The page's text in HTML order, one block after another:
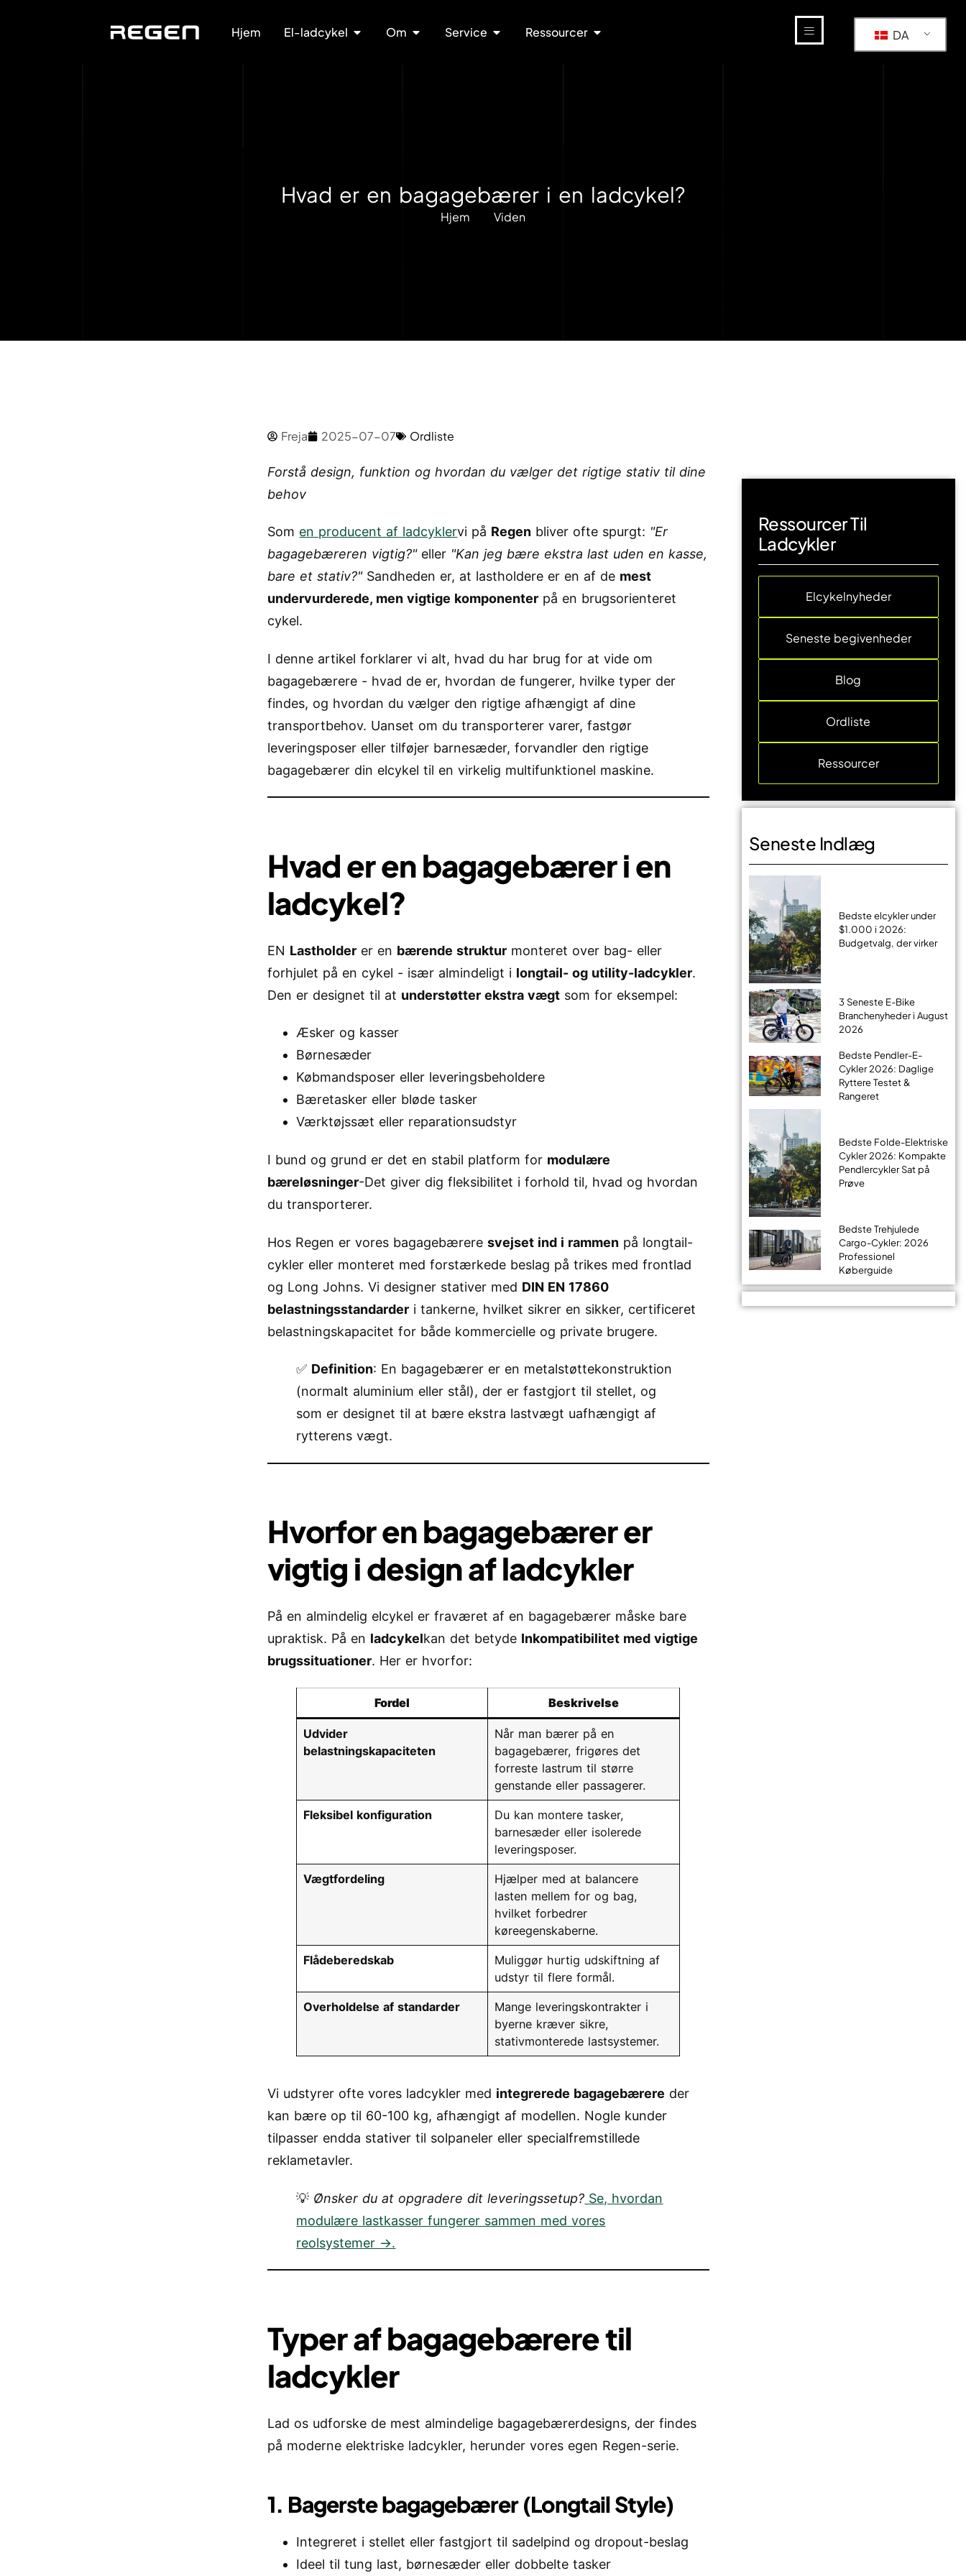
Hjem El-ladcykel Om Service Ressourcer DA
Hvad er en bagagebærer i en ladcykel?
Hjem Viden
Freja 2025-07-07 Ordliste
Forstå design, funktion og hvordan du vælger det rigtige stativ til dine
behov
Som en producent af ladcyklervi på Regen bliver ofte spurgt: "Er
bagagebæreren vigtig?"eller "Kan jeg bære ekstra last uden en kasse,
bare et stativ?"Sandheden er, at lastholdere er en af de mest
undervurderede, men vigtige komponenter på en brugsorienteret
cykel.
I denne artikel forklarer vi alt, hvad du har brug for at vide om
bagagebærere - hvad de er, hvordan de fungerer, hvilke typer der
findes, og hvordan du vælger den rigtige afhængigt af dine
transportbehov. Uanset om du transporterer varer, fastgør
leveringsposer eller tilføjer barnesæder, forvandler den rigtige
bagagebærer din elcykel til en virkelig multifunktionel maskine.
Hvad er en bagagebærer i en
ladcykel?
EN Lastholder er en bærende struktur monteret over bag- eller
forhjulet på en cykel - især almindeligt i longtail- og utility-ladcykler.
Den er designet til at understøtter ekstra vægt som for eksempel:
Æsker og kasser
Børnesæder
Købmandsposer eller leveringsbeholdere
Bæretasker eller bløde tasker
Værktøjssæt eller reparationsudstyr
I bund og grund er det en stabil platform for modulære
bæreløsninger-Det giver dig fleksibilitet i forhold til, hvad og hvordan
du transporterer.
Hos Regen er vores bagagebæreresvejset ind i rammen på longtail-
cykler eller monteret med forstærkede beslag på trikes med frontlad
og Long Johns. Vi designer stativer med DIN EN 17860
belastningsstandarder i tankerne, hvilket sikrer en sikker, certificeret
belastningskapacitet for både kommercielle og private brugere.
✅ Definition: En bagagebærer er en metalstøttekonstruktion
(normalt aluminium eller stål), der er fastgjort til stellet, og
som er designet til at bære ekstra lastvægt uafhængigt af
rytterens vægt.
Hvorfor en bagagebærer er
vigtig i design af ladcykler
På en almindelig elcykel er fraværet af en bagagebærer måske bare
upraktisk. På en ladcykelkan det betyde Inkompatibilitet med vigtige
brugssituationer. Her er hvorfor:
Fordel Beskrivelse
Udvider
belastningskapaciteten
Når man bærer på en
bagagebærer, frigøres det
forreste lastrum til større
genstande eller passagerer.
Fleksibel konfiguration
Du kan montere tasker,
barnesæder eller isolerede
leveringsposer.
Vægtfordeling
Hjælper med at balancere
lasten mellem for og bag,
hvilket forbedrer
køreegenskaberne.
Flådeberedskab
Muliggør hurtig udskiftning af
udstyr til flere formål.
Overholdelse af standarder
Mange leveringskontrakter i
byerne kræver sikre,
stativmonterede lastsystemer.
Vi udstyrer ofte vores ladcykler med integrerede bagagebærere der
kan bære op til 60-100 kg, afhængigt af modellen. Nogle kunder
tilpasser endda stativer til solpaneler eller specialfremstillede
reklametavler.
💡 Ønsker du at opgradere dit leveringssetup? Se, hvordan
modulære lastkasser fungerer sammen med vores
reolsystemer →.
Typer af bagagebærere til
ladcykler
Lad os udforske de mest almindelige bagagebærerdesigns, der findes
på moderne elektriske ladcykler, herunder vores egen Regen-serie.
1. Bagerste bagagebærer (Longtail Style)
Integreret i stellet eller fastgjort til sadelpind og dropout-beslag
Ideel til tung last, børnesæder eller dobbelte tasker
Ressourcer Til
Ladcykler
Elcykelnyheder
Seneste begivenheder
Blog
Ordliste
Ressourcer
Seneste Indlæg
Bedste elcykler under
$1.000 i 2026:
Budgetvalg, der virker
3 Seneste E-Bike
Branchenyheder i August
2026
Bedste Pendler-E-
Cykler 2026: Daglige
Ryttere Testet &
Rangeret
Bedste Folde-Elektriske
Cykler 2026: Kompakte
Pendlercykler Sat på
Prøve
Bedste Trehjulede
Cargo-Cykler: 2026
Professionel
Køberguide